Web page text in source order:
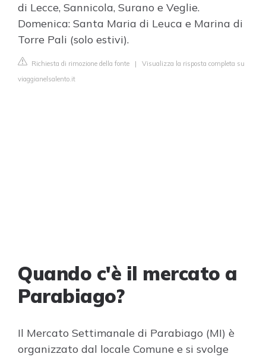
di Lecce, Sannicola, Surano e Veglie.
Domenica: Santa Maria di Leuca e Marina di
Torre Pali (solo estivi).
Richiesta di rimozione della fonte | Visualizza la risposta completa su
viaggianelsalento.it
Quando c'è il mercato a
Parabiago?
Il Mercato Settimanale di Parabiago (MI) è
organizzato dal locale Comune e si svolge